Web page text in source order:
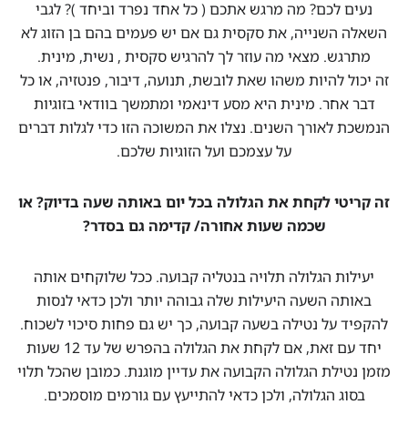
נעים לכם? מה מרגש אתכם ( כל אחד נפרד וביחד )? לגבי
השאלה השנייה, את סקסית גם אם יש פעמים בהם בן הזוג לא
מתרגש. מצאי מה עוזר לך להרגיש סקסית , נשית, מינית.
זה יכול להיות משהו שאת לובשת, תנועה, דיבור, פנטזיה, או כל
דבר אחר. מינית היא מסע דינאמי ומתמשך בוודאי בזוגיות
הנמשכת לאורך השנים. נצלו את המשוכה הזו כדי לגלות דברים
על עצמכם ועל הזוגיות שלכם.
זה קריטי לקחת את הגלולה בכל יום באותה שעה בדיוק? או
שכמה שעות אחורה/ קדימה גם בסדר?
יעילות הגלולה תלויה בנטליה קבועה. ככל שלוקחים אותה
באותה השעה היעילות שלה גבוהה יותר ולכן כדאי לנסות
להקפיד על נטילה בשעה קבועה, כך יש גם פחות סיכוי לשכוח.
יחד עם זאת, אם לקחת את הגלולה בהפרש של עד 12 שעות
מזמן נטילת הגלולה הקבועה את עדיין מוגנת. כמובן שהכל תלוי
בסוג הגלולה, ולכן כדאי להתייעץ עם גורמים מוסמכים.